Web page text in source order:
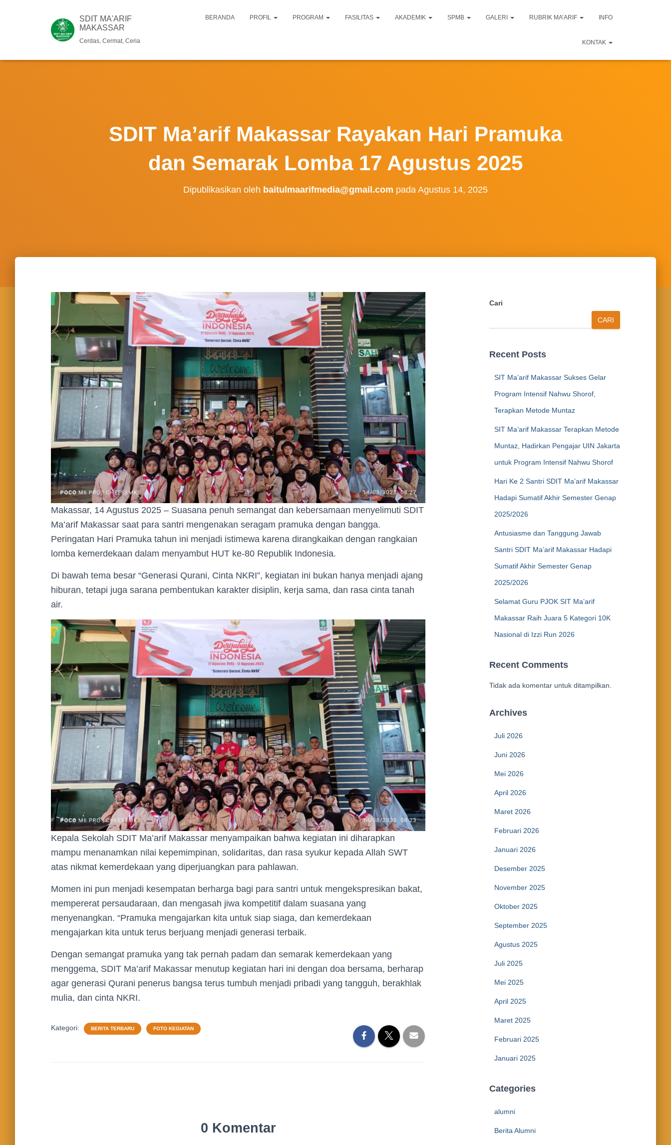
SDIT MA'ARIF
MAKASSAR
Cerdas, Cermat, Ceria
BERANDA PROFIL PROGRAM FASILITAS AKADEMIK SPMB GALERI RUBRIK MA’ARIF INFO
KONTAK
SDIT Ma’arif Makassar Rayakan Hari Pramuka
dan Semarak Lomba 17 Agustus 2025
Dipublikasikan oleh baitulmaarifmedia@gmail.com pada Agustus 14, 2025
Makassar, 14 Agustus 2025 – Suasana penuh semangat dan kebersamaan menyelimuti SDIT
Ma’arif Makassar saat para santri mengenakan seragam pramuka dengan bangga.
Peringatan Hari Pramuka tahun ini menjadi istimewa karena dirangkaikan dengan rangkaian
lomba kemerdekaan dalam menyambut HUT ke-80 Republik Indonesia.
Di bawah tema besar “Generasi Qurani, Cinta NKRI”, kegiatan ini bukan hanya menjadi ajang
hiburan, tetapi juga sarana pembentukan karakter disiplin, kerja sama, dan rasa cinta tanah
air.
Kepala Sekolah SDIT Ma’arif Makassar menyampaikan bahwa kegiatan ini diharapkan
mampu menanamkan nilai kepemimpinan, solidaritas, dan rasa syukur kepada Allah SWT
atas nikmat kemerdekaan yang diperjuangkan para pahlawan.
Momen ini pun menjadi kesempatan berharga bagi para santri untuk mengekspresikan bakat,
mempererat persaudaraan, dan mengasah jiwa kompetitif dalam suasana yang
menyenangkan. “Pramuka mengajarkan kita untuk siap siaga, dan kemerdekaan
mengajarkan kita untuk terus berjuang menjadi generasi terbaik.
Dengan semangat pramuka yang tak pernah padam dan semarak kemerdekaan yang
menggema, SDIT Ma’arif Makassar menutup kegiatan hari ini dengan doa bersama, berharap
agar generasi Qurani penerus bangsa terus tumbuh menjadi pribadi yang tangguh, berakhlak
mulia, dan cinta NKRI.
Kategori: BERITA TERBARU FOTO KEGIATAN
0 Komentar
Cari
CARI
Recent Posts
SIT Ma’arif Makassar Sukses Gelar
Program Intensif Nahwu Shorof,
Terapkan Metode Muntaz
SIT Ma’arif Makassar Terapkan Metode
Muntaz, Hadirkan Pengajar UIN Jakarta
untuk Program Intensif Nahwu Shorof
Hari Ke 2 Santri SDIT Ma’arif Makassar
Hadapi Sumatif Akhir Semester Genap
2025/2026
Antusiasme dan Tanggung Jawab
Santri SDIT Ma’arif Makassar Hadapi
Sumatif Akhir Semester Genap
2025/2026
Selamat Guru PJOK SIT Ma’arif
Makassar Raih Juara 5 Kategori 10K
Nasional di Izzi Run 2026
Recent Comments
Tidak ada komentar untuk ditampilkan.
Archives
Juli 2026
Juni 2026
Mei 2026
April 2026
Maret 2026
Februari 2026
Januari 2026
Desember 2025
November 2025
Oktober 2025
September 2025
Agustus 2025
Juli 2025
Mei 2025
April 2025
Maret 2025
Februari 2025
Januari 2025
Categories
alumni
Berita Alumni